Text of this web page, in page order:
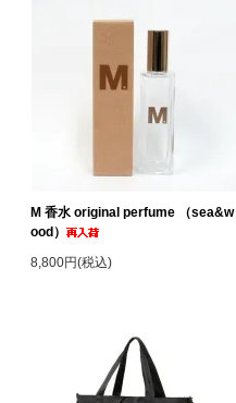
M 香水 original perfume （sea&w
ood）
8,800円(税込)